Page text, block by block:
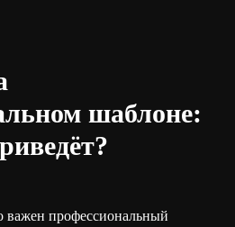
шаблоне:
важен профессиональный